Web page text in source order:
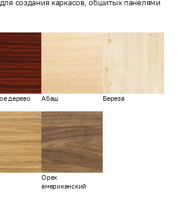
создания каркасов, обшитых панелями
дерево Абаш Береза
Орех
американский